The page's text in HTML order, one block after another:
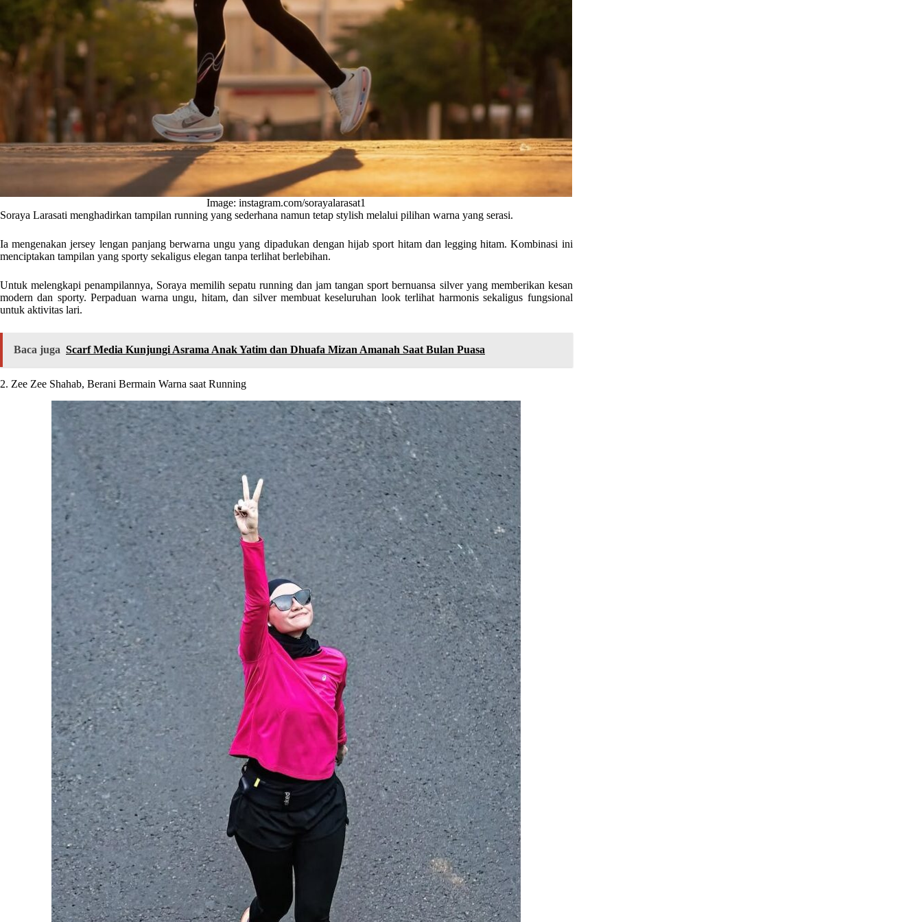
Image: instagram.com/sorayalarasat1
Soraya Larasati menghadirkan tampilan running yang sederhana namun tetap stylish melalui pilihan warna yang serasi.
Ia mengenakan jersey lengan panjang berwarna ungu yang dipadukan dengan hijab sport hitam dan legging hitam. Kombinasi ini
menciptakan tampilan yang sporty sekaligus elegan tanpa terlihat berlebihan.
Untuk melengkapi penampilannya, Soraya memilih sepatu running dan jam tangan sport bernuansa silver yang memberikan kesan
modern dan sporty. Perpaduan warna ungu, hitam, dan silver membuat keseluruhan look terlihat harmonis sekaligus fungsional
untuk aktivitas lari.
Baca juga Scarf Media Kunjungi Asrama Anak Yatim dan Dhuafa Mizan Amanah Saat Bulan Puasa
2. Zee Zee Shahab, Berani Bermain Warna saat Running